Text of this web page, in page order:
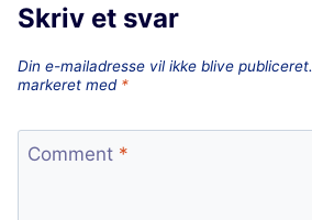
Skriv et svar
Din e-mailadresse vil ikke blive publiceret.
markeret med *
Comment *